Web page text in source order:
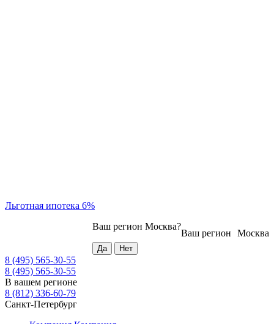
Льготная ипотека 6%
Москва
Ваш регион
Ваш регион Москва?
8 (495) 565-30-55
8 (495) 565-30-55
В вашем регионе
8 (812) 336-60-79
Санкт-Петербург